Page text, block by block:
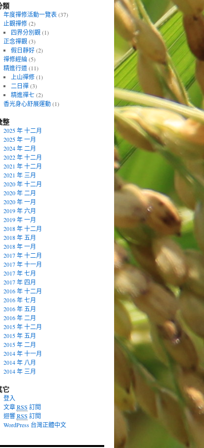
類
年度禪修活動一覽表(37)
止觀禪修(2)
四界分別觀(1)
正念禪觀(3)
假日靜好(2)
禪修經綸(5)
精進行道(11)
上山禪修(1)
二日禪(3)
精進禪七 (2)
香光身心舒展運動(1)
整
2025 年 十二月
2025 年 一月
2024 年 二月
2022 年 十二月
2021 年 十二月
2021 年 三月
2020 年 十二月
2020 年 二月
2020 年 一月
2019 年 六月
2019 年 一月
2018 年 十二月
2018 年 五月
2018 年 一月
2017 年 十二月
2017 年 十一月
2017 年 七月
2017 年 四月
2016 年 十二月
2016 年 七月
2016 年 五月
2016 年 二月
2015 年 十二月
2015 年 五月
2015 年 二月
2014 年 十一月
2014 年 八月
2014 年 三月
它
登入
文章RSS 訂閱
迴響RSS 訂閱
WordPress 台灣正體中文